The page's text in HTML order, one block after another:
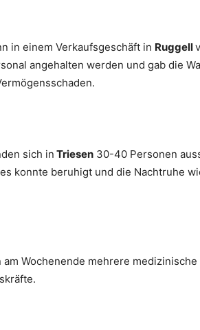
in einem Verkaufsgeschäft in Ruggell
angehalten werden und gab die
sich in Triesen 30-40 Personen
konnte beruhigt und die Nachtruhe
Wochenende mehrere